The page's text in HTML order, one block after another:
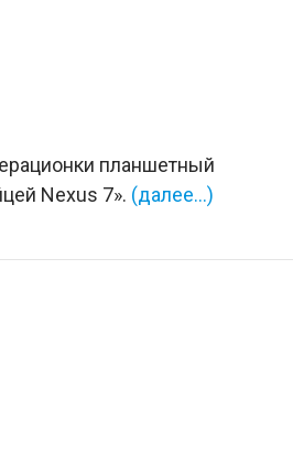
планшетный
Nexus 7». (далее…)